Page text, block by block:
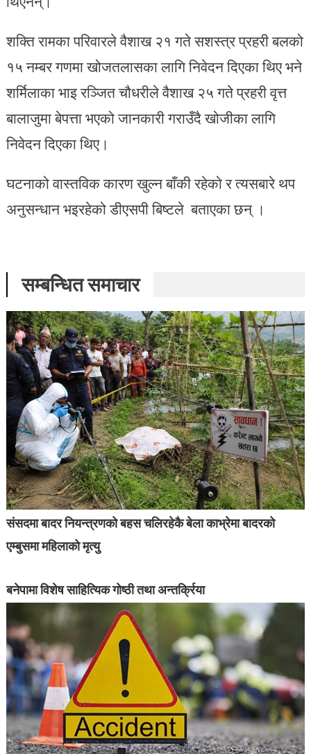
शक्ति रामका परिवारले वैशाख २१ गते सशस्त्र प्रहरी बलको
१५ नम्बर गणमा खोजतलासका लागि निवेदन दिएका थिए भने
शर्मिलाका भाइ रञ्जित चौधरीले वैशाख २५ गते प्रहरी वृत्त
बालाजुमा बेपत्ता भएको जानकारी गराउँदै खोजीका लागि
निवेदन दिएका थिए।
घटनाको वास्तविक कारण खुल्न बाँकी रहेको र त्यसबारे थप
अनुसन्धान भइरहेको डीएसपी बिष्टले बताएका छन् ।
सम्बन्धित समाचार
संसदमा बादर नियन्त्रणको बहस चलिरहेकै बेला काभ्रेमा बादरको
एम्बुसमा महिलाको मृत्यु
बनेपामा विशेष साहित्यिक गोष्ठी तथा अन्तर्क्रिया